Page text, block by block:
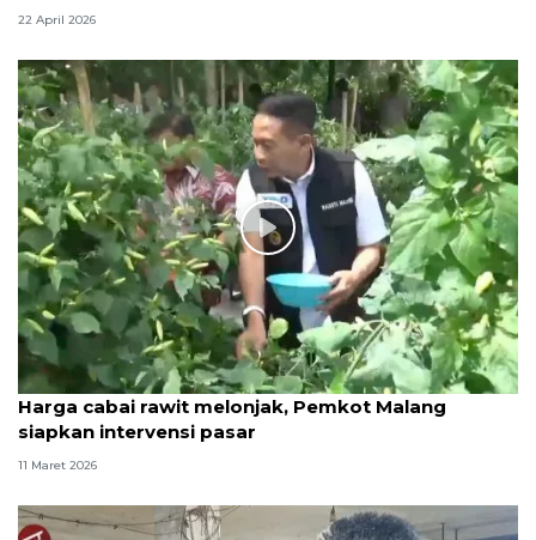
22 April 2026
Harga cabai rawit melonjak, Pemkot Malang
siapkan intervensi pasar
11 Maret 2026